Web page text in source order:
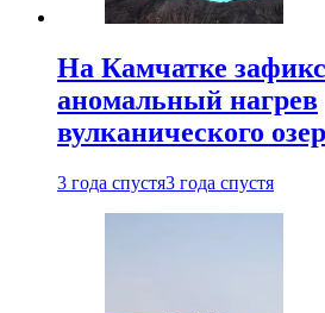
На Камчатке
аномальный нагрев
вулканического
3 года спустя3 года спустя